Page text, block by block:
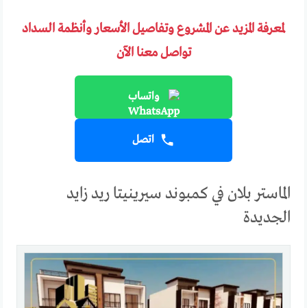
لمعرفة المزيد عن المشروع وتفاصيل الأسعار وأنظمة السداد
تواصل معنا الآن
واتساب
اتصل
الماستر بلان في كمبوند سيرينيتا ريد زايد
الجديدة